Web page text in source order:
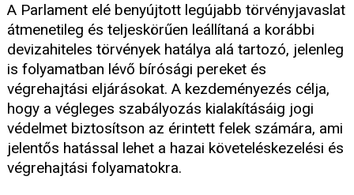
A Parlament elé benyújtott legújabb törvényjavaslat
átmenetileg és teljeskörűen leállítaná a korábbi
devizahiteles törvények hatálya alá tartozó, jelenleg
is folyamatban lévő bírósági pereket és
végrehajtási eljárásokat. A kezdeményezés célja,
hogy a végleges szabályozás kialakításáig jogi
védelmet biztosítson az érintett felek számára, ami
jelentős hatással lehet a hazai követeléskezelési és
végrehajtási folyamatokra.